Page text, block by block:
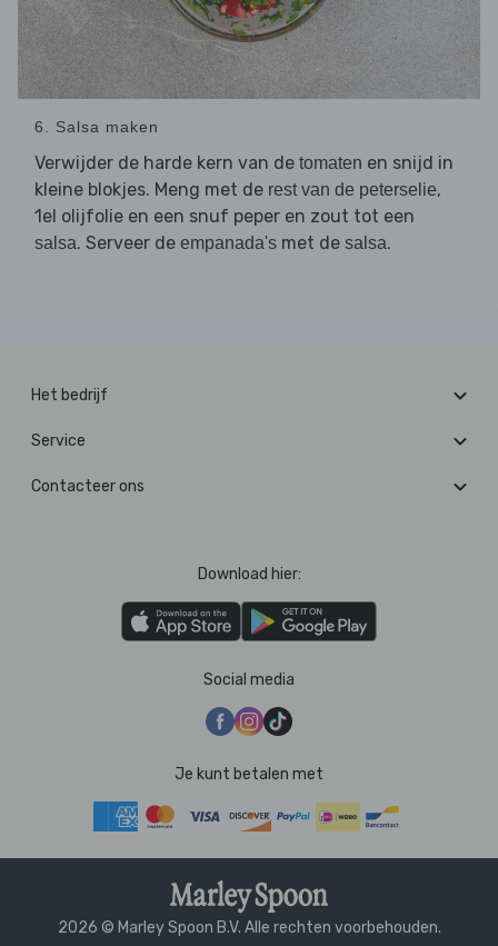
6. Salsa maken
Verwijder de harde kern van de tomaten en snijd in
kleine blokjes. Meng met de rest van de peterselie,
1el olijfolie en een snuf peper en zout tot een
salsa. Serveer de empanada's met de salsa.
Het bedrijf
Service
Contacteer ons
Download hier:
Social media
Je kunt betalen met
2026 © Marley Spoon B.V. Alle rechten voorbehouden.